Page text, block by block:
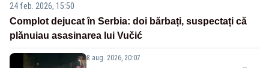
24 feb. 2026, 15:50
Complot dejucat în Serbia: doi bărbați, suspectați că
plănuiau asasinarea lui Vučić
8 aug. 2026, 20:07